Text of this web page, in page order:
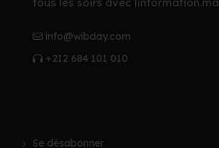
tous les soirs avec linformation.ma
info@wibday.com
+212 684 101 010
Se désabonner